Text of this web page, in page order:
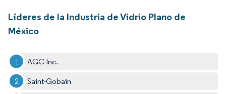
Líderes de la Industria de Vidrio Plano de
México
AGC Inc.
Saint-Gobain